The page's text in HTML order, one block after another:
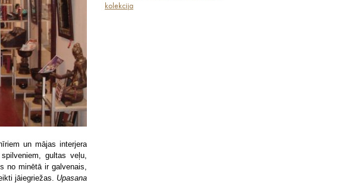
kolekcija
un mājas interjera
gultas veļu,
no minētā ir galvenais,
jāiegriežas. Upasana